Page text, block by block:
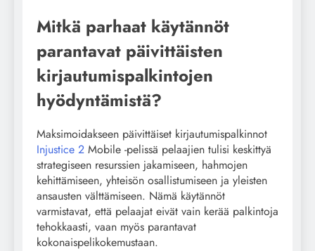
Mitkä parhaat käytännöt
parantavat päivittäisten
kirjautumispalkintojen
hyödyntämistä?
Maksimoidakseen päivittäiset kirjautumispalkinnot
Injustice 2 Mobile -pelissä pelaajien tulisi keskittyä
strategiseen resurssien jakamiseen, hahmojen
kehittämiseen, yhteisön osallistumiseen ja yleisten
ansausten välttämiseen. Nämä käytännöt
varmistavat, että pelaajat eivät vain kerää palkintoja
tehokkaasti, vaan myös parantavat
kokonaispelikokemustaan.